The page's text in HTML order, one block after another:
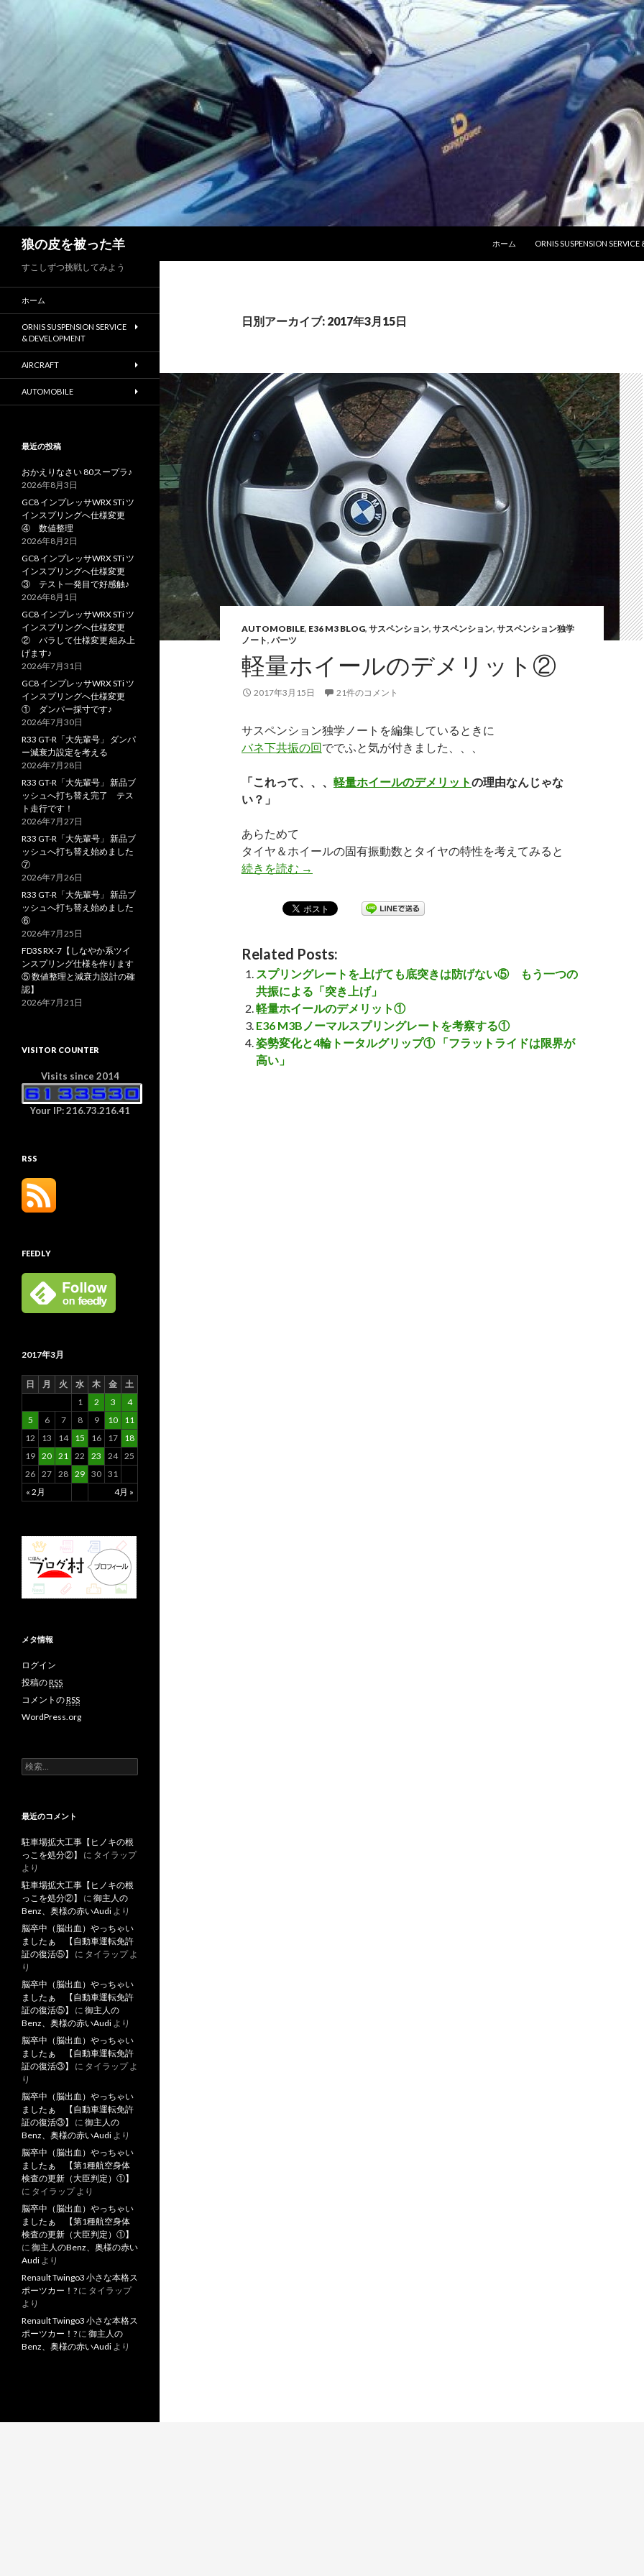
狼の皮を被った羊
ホーム
ORNIS SUSPENSION
日別アーカイブ: 2017年3月15日
AUTOMOBILE, E36 M3 BLOG, サスペンション, サスペンション, サスペンション独学
ノート, パーツ
軽量ホイールのデメリット②
2017年3月15日 21件のコメント
サスペンション独学ノートを編集しているときに
バネ下共振の回ででふと気が付きました、、、
「これって、、、 軽量ホイールのデメリットの理由なんじゃな
い？」
あらためて
タイヤ＆ホイールの固有振動数とタイヤの特性を考えてみると
続きを読む 軽量ホイールのデメリット②
→
Related Posts:
スプリングレートを上げても底突きは防げない⑤ もう一つの
共振による「突き上げ」
軽量ホイールのデメリット①
E36 M3Bノーマルスプリングレートを考察する①
姿勢変化と4輪トータルグリップ① 「フラットライドは限界が
高い」
すこしずつ挑戦してみよう
ホーム
ORNIS SUSPENSION SERVICE
& DEVELOPMENT
AIRCRAFT
AUTOMOBILE
最近の投稿
おかえりなさい 80スープラ♪
2026年8月3日
GC8 インプレッサWRX STi ツ
インスプリングへ仕様変更
④ 数値整理
2026年8月2日
GC8 インプレッサWRX STi ツ
インスプリングへ仕様変更
③ テスト一発目で好感触♪
2026年8月1日
GC8 インプレッサWRX STi ツ
インスプリングへ仕様変更
② バラして仕様変更 組み上
げます♪
2026年7月31日
GC8 インプレッサWRX STi ツ
インスプリングへ仕様変更
① ダンパー採寸です♪
2026年7月30日
R33 GT-R「大先輩号」 ダンパ
ー減衰力設定を考える
2026年7月28日
R33 GT-R「大先輩号」 新品ブ
ッシュへ打ち替え完了 テス
ト走行です！
2026年7月27日
R33 GT-R「大先輩号」 新品ブ
ッシュへ打ち替え始めました
⑦
2026年7月26日
R33 GT-R「大先輩号」 新品ブ
ッシュへ打ち替え始めました
⑥
2026年7月25日
FD3S RX-7【しなやか系ツイ
ンスプリング仕様を作ります
⑤ 数値整理と減衰力設計の確
認】
2026年7月21日
VISITOR COUNTER
Visits since 2014
Your IP: 216.73.216.41
RSS
FEEDLY
2017年3月
日 月 火 水 木 金 土
« 2月 4月 »
1 2 3
4
5
6 7 8 9 10
11
12
13 14 15 16 17
18
19 20 21 22 23 24 25
26 27 28 29 30 31
メタ情報
ログイン
投稿のRSS
コメントのRSS
WordPress.org
検
索
最近のコメント
駐車場拡大工事【ヒノキの根
っこを処分②】
に タイラップ
より
駐車場拡大工事【ヒノキの根
っこを処分②】
に 御主人の
Benz、奥様の赤いAudi より
脳卒中（脳出血）やっちゃい
ましたぁ 【自動車運転免許
証の復活⑤】
に タイラップよ
り
脳卒中（脳出血）やっちゃい
ましたぁ 【自動車運転免許
証の復活⑤】
に 御主人の
Benz、奥様の赤いAudi より
脳卒中（脳出血）やっちゃい
ましたぁ 【自動車運転免許
証の復活③】
に タイラップよ
り
脳卒中（脳出血）やっちゃい
ましたぁ 【自動車運転免許
証の復活③】
に 御主人の
Benz、奥様の赤いAudi より
脳卒中（脳出血）やっちゃい
ましたぁ 【第1種航空身体
検査の更新（大臣判定）①】
に タイラップより
脳卒中（脳出血）やっちゃい
ましたぁ 【第1種航空身体
検査の更新（大臣判定）①】
に 御主人のBenz、奥様の赤い
Audi より
Renault Twingo3 小さな本格ス
ポーツカー！? に タイラップ
より
Renault Twingo3 小さな本格ス
ポーツカー！? に 御主人の
Benz、奥様の赤いAudi より